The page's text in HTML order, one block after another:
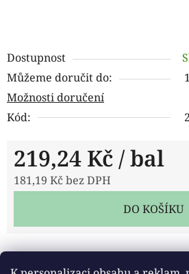
Dostupnost
Můžeme doručit do:
Možnosti doručení
Kód:
219,24 Kč / bal
181,19 Kč bez DPH
DO KOŠÍKU